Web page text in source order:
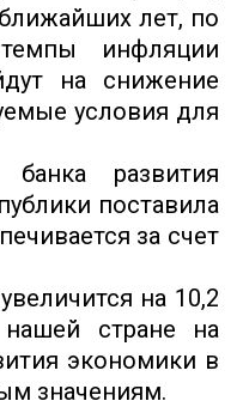
лет, по
инфляции
на снижение
условия для
развития
поставила
за счет
на 10,2
нашей стране на
экономики в
значениям.